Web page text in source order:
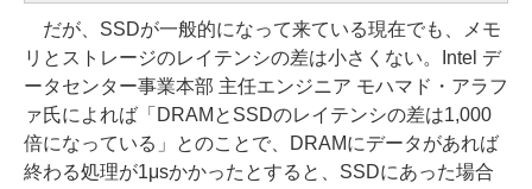
だが、SSDが一般的になって来ている現在でも、メモ
リとストレージのレイテンシの差は小さくない。Intel デ
ータセンター事業本部 主任エンジニア モハマド・アラフ
ァ氏によれば「DRAMとSSDのレイテンシの差は1,000
倍になっている」とのことで、DRAMにデータがあれば
終わる処理が1μsかかったとすると、SSDにあった場合